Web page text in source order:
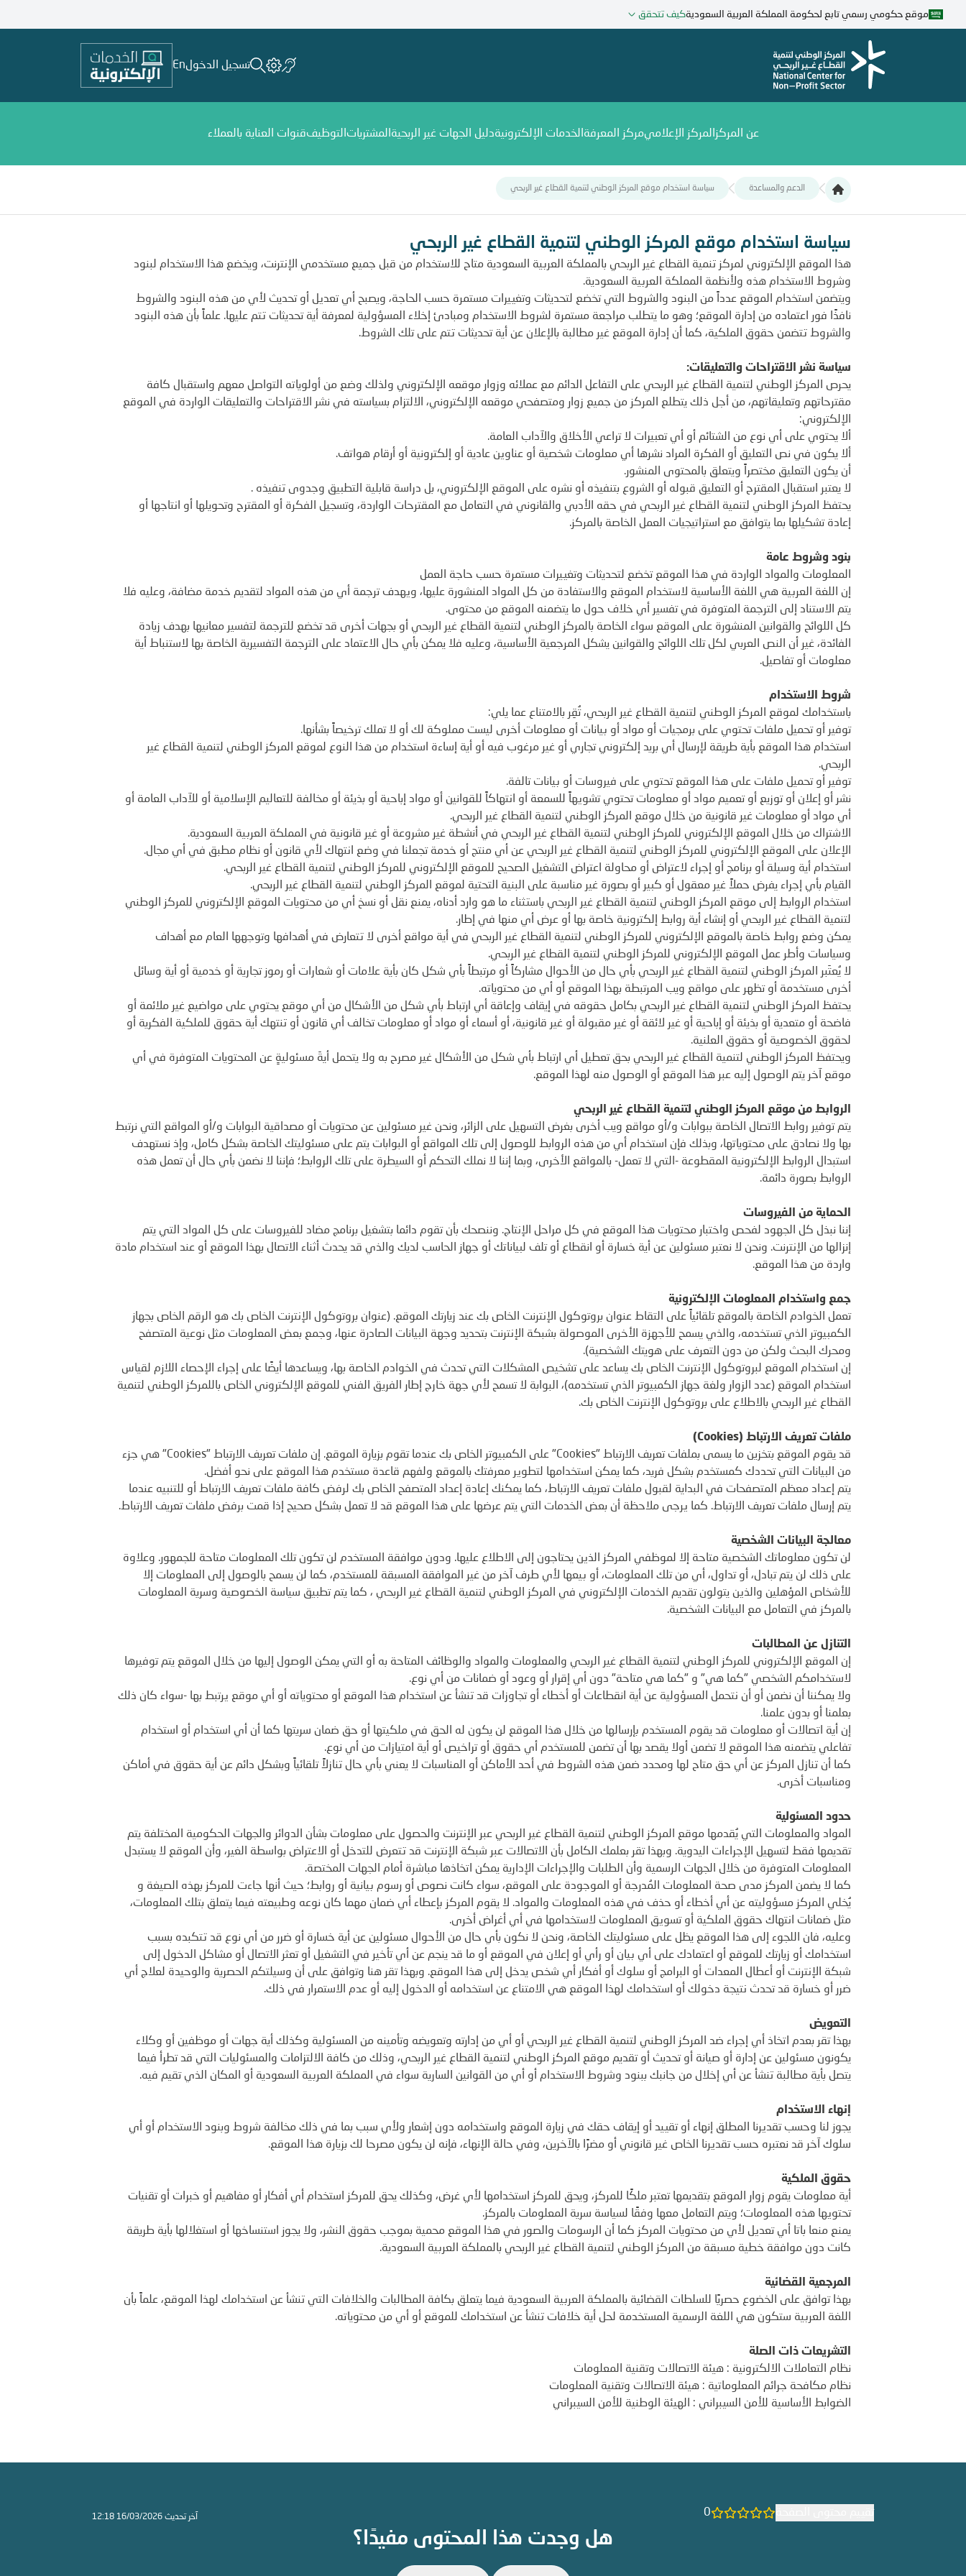
موقع حكومي رسمي تابع لحكومة المملكة العربية السعوديةكيف تتحقق
تسجيل الدخولEn
عن المركز المركز الإعلاميمركز المعرفة الخدمات الإلكترونيةدليل الجهات غير الربحية المشتريات التوظيفقنوات العناية بالعملاء
الدعم والمساعدة سياسة استخدام موقع المركز الوطني لتنمية القطاع غير الربحي
سياسة استخدام موقع المركز الوطني لتنمية القطاع غير الربحي
سياسة استخدام موقع المركز الوطني لتنمية القطاع غير الربحي
هذا الموقع الإلكتروني لمركز تنمية القطاع غير الربحي بالمملكة العربية السعودية متاح للاستخدام من قبل جميع مستخدمي الإنترنت، ويخضع هذا الاستخدام لبنود
وشروط الاستخدام هذه ولأنظمة المملكة العربية السعودية.
ويتضمن استخدام الموقع عدداً من البنود والشروط التي تخضع لتحديثات وتغييرات مستمرة حسب الحاجة، ويصبح أي تعديل أو تحديث لأي من هذه البنود والشروط
نافذًا فور اعتماده من إدارة الموقع؛ وهو ما يتطلب مراجعة مستمرة لشروط الاستخدام ومبادئ إخلاء المسؤولية لمعرفة أية تحديثات تتم عليها. علماً بأن هذه البنود
والشروط تتضمن حقوق الملكية، كما أن إدارة الموقع غير مطالبة بالإعلان عن أية تحديثات تتم على تلك الشروط.
سياسة نشر الاقتراحات والتعليقات:
يحرص المركز الوطني لتنمية القطاع غير الربحي على التفاعل الدائم مع عملائه وزوار موقعه الإلكتروني ولذلك وضع من أولوياته التواصل معهم واستقبال كافة
مقترحاتهم وتعليقاتهم، من أجل ذلك يتطلع المركز من جميع زوار ومتصفحي موقعه الإلكتروني، الالتزام بسياسته في نشر الاقتراحات والتعليقات الواردة في الموقع
الإلكتروني:
ألا يحتوي على أي نوع من الشتائم أو أي تعبيرات لا تراعي الأخلاق والآداب العامة.
ألا يكون في نص التعليق أو الفكرة المراد نشرها أي معلومات شخصية أو عناوين عادية أو إلكترونية أو أرقام هواتف.
أن يكون التعليق مختصراً ويتعلق بالمحتوى المنشور.
لا يعتبر استقبال المقترح أو التعليق قبوله أو الشروع بتنفيذه أو نشره على الموقع الإلكتروني، بل دراسة قابلية التطبيق وجدوى تنفيذه .
يحتفظ المركز الوطني لتنمية القطاع غير الربحي في حقه الأدبي والقانوني في التعامل مع المقترحات الواردة، وتسجيل الفكرة أو المقترح وتحويلها أو انتاجها أو
إعادة تشكيلها بما يتوافق مع استراتيجيات العمل الخاصة بالمركز.
بنود وشروط عامة
المعلومات والمواد الواردة في هذا الموقع تخضع لتحديثات وتغييرات مستمرة حسب حاجة العمل
إن اللغة العربية هي اللغة الأساسية لاستخدام الموقع والاستفادة من كل المواد المنشورة عليها، ويهدف ترجمة أي من هذه المواد لتقديم خدمة مضافة، وعليه فلا
يتم الاستناد إلى الترجمة المتوفرة في تفسير أي خلاف حول ما يتضمنه الموقع من محتوى.
كل اللوائح والقوانين المنشورة على الموقع سواء الخاصة بالمركز الوطني لتنمية القطاع غير الربحي أو بجهات أخرى قد تخضع للترجمة لتفسير معانيها بهدف زيادة
الفائدة، غير أن النص العربي لكل تلك اللوائح والقوانين يشكل المرجعية الأساسية، وعليه فلا يمكن بأي حال الاعتماد على الترجمة التفسيرية الخاصة بها لاستنباط أية
معلومات أو تفاصيل.
شروط الاستخدام
باستخدامك لموقع المركز الوطني لتنمية القطاع غير الربحي، تُقِر بالامتناع عما يلي:
توفير أو تحميل ملفات تحتوي على برمجيات أو مواد أو بيانات أو معلومات أخرى ليست مملوكة لك أو لا تملك ترخيصاً بشأنها.
استخدام هذا الموقع بأية طريقة لإرسال أي بريد إلكتروني تجاري أو غير مرغوب فيه أو أية إساءة استخدام من هذا النوع لموقع المركز الوطني لتنمية القطاع غير
الربحي.
توفير أو تحميل ملفات على هذا الموقع تحتوي على فيروسات أو بيانات تالفة.
نشر أو إعلان أو توزيع أو تعميم مواد أو معلومات تحتوي تشويهاً للسمعة أو انتهاكاً للقوانين أو مواد إباحية أو بذيئة أو مخالفة للتعاليم الإسلامية أو للآداب العامة أو
أي مواد أو معلومات غير قانونية من خلال موقع المركز الوطني لتنمية القطاع غير الربحي.
الاشتراك من خلال الموقع الإلكتروني للمركز الوطني لتنمية القطاع غير الربحي في أنشطة غير مشروعة أو غير قانونية في المملكة العربية السعودية.
الإعلان على الموقع الإلكتروني للمركز الوطني لتنمية القطاع غير الربحي عن أي منتج أو خدمة تجعلنا في وضع انتهاك لأي قانون أو نظام مطبق في أي مجال.
استخدام أية وسيلة أو برنامج أو إجراء لاعتراض أو محاولة اعتراض التشغيل الصحيح للموقع الإلكتروني للمركز الوطني لتنمية القطاع غير الربحي.
القيام بأي إجراء يفرض حملاً غير معقول أو كبير أو بصورة غير مناسبة على البنية التحتية لموقع المركز الوطني لتنمية القطاع غير الربحي.
استخدام الروابط إلى موقع المركز الوطني لتنمية القطاع غير الربحي باستثناء ما هو وارد أدناه، يمنع نقل أو نسخ أي من محتويات الموقع الإلكتروني للمركز الوطني
لتنمية القطاع غير الربحي أو إنشاء أية روابط إلكترونية خاصة بها أو عرض أي منها في إطار.
يمكن وضع روابط خاصة بالموقع الإلكتروني للمركز الوطني لتنمية القطاع غير الربحي في أية مواقع أخرى لا تتعارض في أهدافها وتوجهها العام مع أهداف
وسياسات وأطر عمل الموقع الإلكتروني للمركز الوطني لتنمية القطاع غير الربحي.
لا يُعتَبر المركز الوطني لتنمية القطاع غير الربحي بأي حال من الأحوال مشاركاً أو مرتبطاً بأي شكل كان بأية علامات أو شعارات أو رموز تجارية أو خدمية أو أية وسائل
أخرى مستخدمة أو تظهر على مواقع ويب المرتبطة بهذا الموقع أو أي من محتوياته.
يحتفظ المركز الوطني لتنمية القطاع غير الربحي بكامل حقوقه في إيقاف وإعاقة أي ارتباط بأي شكل من الأشكال من أي موقع يحتوي على مواضيع غير ملائمة أو
فاضحة أو متعدية أو بذيئة أو إباحية أو غير لائقة أو غير مقبولة أو غير قانونية، أو أسماء أو مواد أو معلومات تخالف أي قانون أو تنتهك أية حقوق للملكية الفكرية أو
لحقوق الخصوصية أو حقوق العلنية.
ويحتفظ المركز الوطني لتنمية القطاع غير الربحي بحق تعطيل أي ارتباط بأي شكل من الأشكال غير مصرح به ولا يتحمل أيةَ مسئوليةٍ عن المحتويات المتوفرة في أي
موقع آخر يتم الوصول إليه عبر هذا الموقع أو الوصول منه لهذا الموقع.
الروابط من موقع المركز الوطني لتنمية القطاع غير الربحي
يتم توفير روابط الاتصال الخاصة ببوابات و/أو مواقع ويب أخرى بغرض التسهيل على الزائر، ونحن غير مسئولين عن محتويات أو مصداقية البوابات و/أو المواقع التي نرتبط
بها ولا نصادق على محتوياتها، وبذلك فإن استخدام أي من هذه الروابط للوصول إلى تلك المواقع أو البوابات يتم على مسئوليتك الخاصة بشكل كامل، وإذ نستهدف
استبدال الروابط الإلكترونية المقطوعة -التي لا تعمل- بالمواقع الأخرى، وبما إننا لا نملك التحكم أو السيطرة على تلك الروابط؛ فإننا لا نضمن بأي حال أن تعمل هذه
الروابط بصورة دائمة.
الحماية من الفيروسات
إننا نبذل كل الجهود لفحص واختبار محتويات هذا الموقع في كل مراحل الإنتاج. وننصحك بأن تقوم دائما بتشغيل برنامج مضاد للفيروسات على كل المواد التي يتم
إنزالها من الإنترنت. ونحن لا نعتبر مسئولين عن أية خسارة أو انقطاع أو تلف لبياناتك أو جهاز الحاسب لديك والذي قد يحدث أثناء الاتصال بهذا الموقع أو عند استخدام مادة
واردة من هذا الموقع.
جمع واستخدام المعلومات الإلكترونية
تعمل الخوادم الخاصة بالموقع تلقائياً على التقاط عنوان بروتوكول الإنترنت الخاص بك عند زيارتك الموقع. (عنوان بروتوكول الإنترنت الخاص بك هو الرقم الخاص بجهاز
الكمبيوتر الذي تستخدمه، والذي يسمح للأجهزة الأخرى الموصولة بشبكة الإنترنت بتحديد وجهة البيانات الصادرة عنها، وجمع بعض المعلومات مثل نوعية المتصفح
ومحرك البحث ولكن من دون التعرف على هويتك الشخصية).
إن استخدام الموقع لبروتوكول الإنترنت الخاص بك يساعد على تشخيص المشكلات التي تحدث في الخوادم الخاصة بها، ويساعدها أيضًا على إجراء الإحصاء اللازم لقياس
استخدام الموقع (عدد الزوار ولغة جهاز الكمبيوتر الذي تستخدمه)، البوابة لا تسمح لأي جهة خارج إطار الفريق الفني للموقع الإلكتروني الخاص باللمركز الوطني لتنمية
القطاع غير الربحي بالاطلاع على بروتوكول الإنترنت الخاص بك.
ملفات تعريف الارتباط (Cookies)
قد يقوم الموقع بتخزين ما يسمى بملفات تعريف الارتباط "Cookies" على الكمبيوتر الخاص بك عندما تقوم بزيارة الموقع. إن ملفات تعريف الارتباط "Cookies" هي جزء
من البيانات التي تحددك كمستخدم بشكل فريد، كما يمكن استخدامها لتطوير معرفتك بالموقع ولفهم قاعدة مستخدم هذا الموقع على نحو أفضل.
يتم إعداد معظم المتصفحات في البداية لقبول ملفات تعريف الارتباط، كما يمكنك إعادة إعداد المتصفح الخاص بك لرفض كافة ملفات تعريف الارتباط أو للتنبيه عندما
يتم إرسال ملفات تعريف الارتباط. كما يرجى ملاحظة أن بعض الخدمات التي يتم عرضها على هذا الموقع قد لا تعمل بشكل صحيح إذا قمت برفض ملفات تعريف الارتباط.
معالجة البيانات الشخصية
لن تكون معلوماتك الشخصية متاحة إلا لموظفي المركز الذين يحتاجون إلى الاطلاع عليها. ودون موافقة المستخدم لن تكون تلك المعلومات متاحة للجمهور. وعلاوة
على ذلك لن يتم تبادل، أو تداول، أي من تلك المعلومات، أو بيعها لأي طرف آخر من غير الموافقة المسبقة للمستخدم، كما لن يسمح بالوصول إلى المعلومات إلا
للأشخاص المؤهلين والذين يتولون تقديم الخدمات الإلكتروني في المركز الوطني لتنمية القطاع غير الربحي ، كما يتم تطبيق سياسة الخصوصية وسرية المعلومات
بالمركز في التعامل مع البيانات الشخصية.
التنازل عن المطالبات
إن الموقع الإلكتروني للمركز الوطني لتنمية القطاع غير الربحي والمعلومات والمواد والوظائف المتاحة به أو التي يمكن الوصول إليها من خلال الموقع يتم توفيرها
لاستخدامكم الشخصي "كما هي" و "كما هي متاحة" دون أي إقرار أو وعود أو ضمانات من أي نوع.
ولا يمكننا أن نضمن أو أن نتحمل المسؤولية عن أية انقطاعات أو أخطاء أو تجاوزات قد تنشأ عن استخدام هذا الموقع أو محتوياته أو أي موقع يرتبط بها -سواء كان ذلك
بعلمنا أو بدون علمنا.
إن أية اتصالات أو معلومات قد يقوم المستخدم بإرسالها من خلال هذا الموقع لن يكون له الحق في ملكيتها أو حق ضمان سريتها كما أن أي استخدام أو استخدام
تفاعلي يتضمنه هذا الموقع لا تضمن أولا يقصد بها أن تضمن للمستخدم أي حقوق أو تراخيص أو أية امتيازات من أي نوع.
كما أن تنازل المركز عن أي حق متاح لها ومحدد ضمن هذه الشروط في أحد الأماكن أو المناسبات لا يعني بأي حال تنازلاً تلقائياً وبشكل دائم عن أية حقوق في أماكن
ومناسبات أخرى.
حدود المسئولية
المواد والمعلومات التي يُقدمها موقع المركز الوطني لتنمية القطاع غير الربحي عبر الإنترنت والحصول على معلومات بشأن الدوائر والجهات الحكومية المختلفة يتم
تقديمها فقط لتسهيل الإجراءات اليدوية. وبهذا تقر بعلمك الكامل بأن الاتصالات عبر شبكة الإنترنت قد تتعرض للتدخل أو الاعتراض بواسطة الغير، وأن الموقع لا يستبدل
المعلومات المتوفرة من خلال الجهات الرسمية وأن الطلبات والإجراءات الإدارية يمكن اتخاذها مباشرة أمام الجهات المختصة.
كما لا يضمن المركز مدى صحة المعلومات المُدرجة أو الموجودة على الموقع، سواء كانت نصوص أو رسوم بيانية أو روابط؛ حيث أنها جاءت للمركز بهذه الصيغة و
يُخلي المركز مسؤوليته عن أي أخطاء أو حذف في هذه المعلومات والمواد. لا يقوم المركز بإعطاء أي ضمان مهما كان نوعه وطبيعته فيما يتعلق بتلك المعلومات،
مثل ضمانات انتهاك حقوق الملكية أو تسويق المعلومات لاستخدامها في أي أغراض أخرى.
وعليه، فان اللجوء إلى هذا الموقع يظل على مسئوليتك الخاصة، ونحن لا نكون بأي حال من الأحوال مسئولين عن أية خسارة أو ضرر من أي نوع قد تتكبده بسبب
استخدامك أو زيارتك للموقع أو اعتمادك على أي بيان أو رأي أو إعلان في الموقع أو ما قد ينجم عن أي تأخير في التشغيل أو تعثر الاتصال أو مشاكل الدخول إلى
شبكة الإنترنت أو أعطال المعدات أو البرامج أو سلوك أو أفكار أي شخص يدخل إلى هذا الموقع. وبهذا تقر هنا وتوافق على أن وسيلتكم الحصرية والوحيدة لعلاج أي
ضرر أو خسارة قد تحدث نتيجة دخولك أو استخدامك لهذا الموقع هي الامتناع عن استخدامه أو الدخول إليه أو عدم الاستمرار في ذلك.
التعويض
بهذا تقر بعدم اتخاذ أي إجراء ضد المركز الوطني لتنمية القطاع غير الربحي أو أي من إدارته وتعويضه وتأمينه من المسئولية وكذلك أية جهات أو موظفين أو وكلاء
يكونون مسئولين عن إدارة أو صيانة أو تحديث أو تقديم موقع المركز الوطني لتنمية القطاع غير الربحي، وذلك من كافة الالتزامات والمسئوليات التي قد تطرأ فيما
يتصل بأية مطالبة تنشأ عن أي إخلال من جانبك ببنود وشروط الاستخدام أو أي من القوانين السارية سواء في المملكة العربية السعودية أو المكان الذي تقيم فيه.
إنهاء الاستخدام
يجوز لنا وحسب تقديرنا المطلق إنهاء أو تقييد أو إيقاف حقك في زيارة الموقع واستخدامه دون إشعار ولأي سبب بما في ذلك مخالفة شروط وبنود الاستخدام أو أي
سلوك آخر قد نعتبره حسب تقديرنا الخاص غير قانوني أو مضرًا بالآخرين، وفي حالة الإنهاء، فإنه لن يكون مصرحا لك بزيارة هذا الموقع.
حقوق الملكية
أية معلومات يقوم زوار الموقع بتقديمها تعتبر ملكًا للمركز، ويحق للمركز استخدامها لأي غرض، وكذلك يحق للمركز استخدام أي أفكار أو مفاهيم أو خبرات أو تقنيات
تحتويها هذه المعلومات؛ ويتم التعامل معها وفقًا لسياسة سرية المعلومات بالمركز.
يمنع منعا باتا أي تعديل لأي من محتويات المركز كما أن الرسومات والصور في هذا الموقع محمية بموجب حقوق النشر، ولا يجوز استنساخها أو استغلالها بأية طريقة
كانت دون موافقة خطية مسبقة من المركز الوطني لتنمية القطاع غير الربحي بالمملكة العربية السعودية.
المرجعية القضائية
بهذا توافق على الخضوع حصريًا للسلطات القضائية بالمملكة العربية السعودية فيما يتعلق بكافة المطالبات والخلافات التي تنشأ عن استخدامك لهذا الموقع، علماً بأن
اللغة العربية ستكون هي اللغة الرسمية المستخدمة لحل أية خلافات تنشأ عن استخدامك للموقع أو أي من محتوياته.
التشريعات ذات الصلة
نظام التعاملات الالكترونية : هيئة الاتصالات وتقنية المعلومات
نظام مكافحة جرائم المعلوماتية : هيئة الاتصالات وتقنية المعلومات
الضوابط الأساسية للأمن السيبراني : الهيئة الوطنية للأمن السيبراني
هل وجدت هذا المحتوى مفيدًا؟
0 آخر تحديث 16/03/2026 12:18